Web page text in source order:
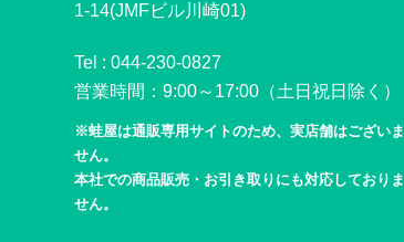
1-14(JMFビル川崎01)
Tel :044-230-0827
営業時間：9:00～17:00（土日祝日除く）
※蛙屋は通販専用サイトのため、実店舗はございま
せん。
本社での商品販売・お引き取りにも対応しておりま
せん。